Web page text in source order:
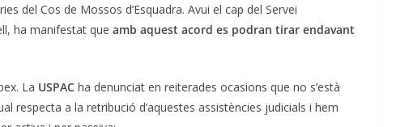
del Cos de Mossos d’Esquadra. Avui el cap del Servei
ha manifestat que amb aquest acord es podran tirar endavant
La USPAC ha denunciat en reiterades ocasions que no s’està
respecta a la retribució d’aquestes assistències judicials i hem